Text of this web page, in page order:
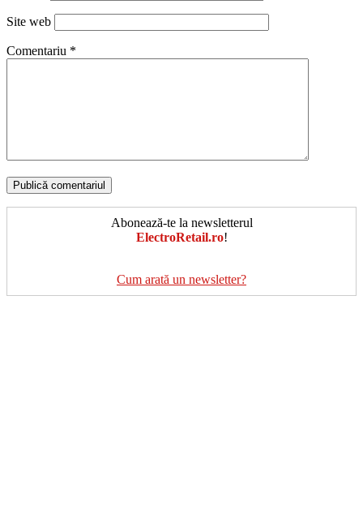
Site web
Comentariu *
Abonează-te la newsletterul
ElectroRetail.ro!
Cum arată un newsletter?